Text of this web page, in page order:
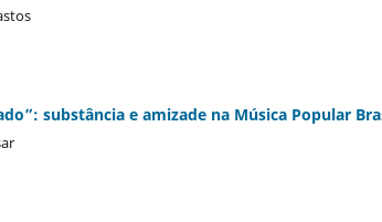
substância e amizade na Música Popular